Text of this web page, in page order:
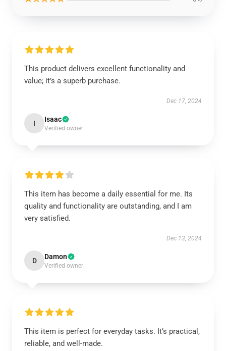
This product delivers excellent functionality and
value; it’s a superb purchase.
Dec 17, 2024
I Isaac
Verified owner
This item has become a daily essential for me. Its
quality and functionality are outstanding, and I am
very satisfied.
Dec 13, 2024
D Damon
Verified owner
This item is perfect for everyday tasks. It’s practical,
reliable, and well-made.